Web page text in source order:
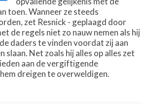
toen. Wanneer ze steeds
zet Resnick - geplaagd door
de regels niet zo nauw nemen als hij
daders te vinden voordat zij aan
slaan. Net zoals hij alles op alles zet
aan de vergiftigende
dreigen te overweldigen.